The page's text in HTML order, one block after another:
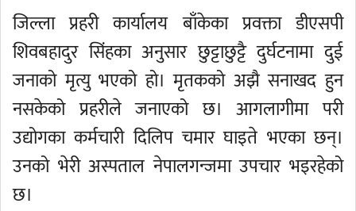
जिल्ला प्रहरी कार्यालय बाँकेका प्रवक्ता डीएसपी
शिवबहादुर सिंहका अनुसार छुट्टाछुट्टै दुर्घटनामा दुई
जनाको मृत्यु भएको हो। मृतकको अझै सनाखद हुन
नसकेको प्रहरीले जनाएको छ। आगलागीमा परी
उद्योगका कर्मचारी दिलिप चमार घाइते भएका छन्।
उनको भेरी अस्पताल नेपालगन्जमा उपचार भइरहेको
छ।